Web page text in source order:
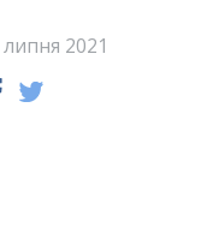
липня 2021